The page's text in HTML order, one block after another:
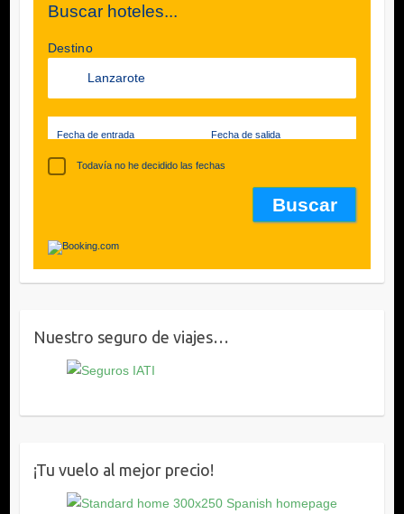
Buscar hoteles...
Destino
Fecha de entrada Fecha de salida
Todavía no he decidido las fechas
Nuestro seguro de viajes…
¡Tu vuelo al mejor precio!